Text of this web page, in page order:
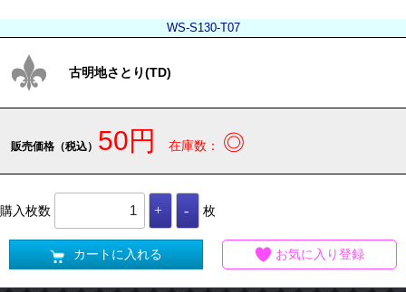
WS-S130-T07
古明地さとり(TD)
販売価格（税込） 50円 在庫数： ◎
購入枚数 枚
カートに入れる お気に入り登録